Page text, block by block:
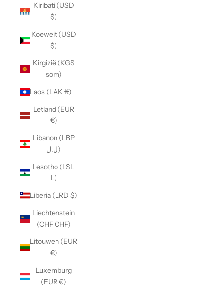
Kiribati (USD
$)
Koeweit (USD
$)
Kirgizië (KGS
som)
Laos (LAK ₭)
Letland (EUR
€)
Libanon (LBP
ل.ل)
Lesotho (LSL
L)
Liberia (LRD $)
Liechtenstein
(CHF CHF)
Litouwen (EUR
€)
Luxemburg
(EUR €)